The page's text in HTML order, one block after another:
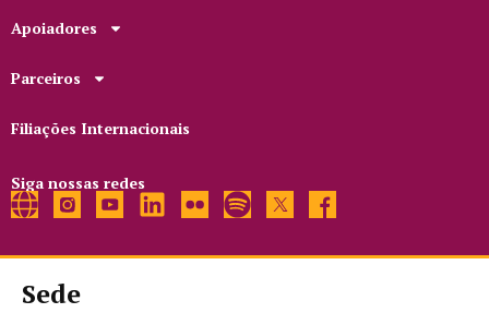
Apoiadores
Parceiros
Filiações Internacionais
Siga nossas redes
Sede